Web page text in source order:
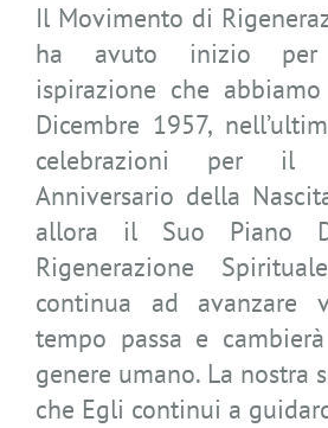
Il Movimento di
ha avuto inizio per
ispirazione che
Dicembre 1957,
celebrazioni per il
Anniversario della
allora il Suo Piano
Rigenerazione
continua ad
tempo passa e
genere umano. La nostra
che Egli continui a